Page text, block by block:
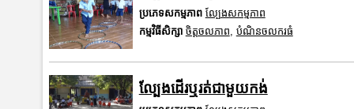
ប្រភេទសកម្មភាព ល្បែងសកម្មភាព
កម្មវិធីសិក្សា ចិត្តចលភាព បំណិនចលករធំ
ល្បែងដើរឬរត់ជាមួយកង់